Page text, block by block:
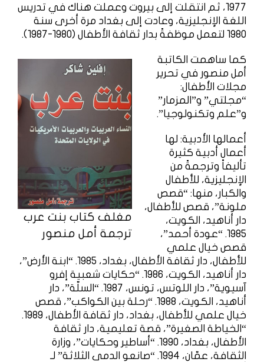
1977، ثم انتقلت إلى بيروت وعملت هناك في تدريس
اللغة الإنجليزية، وعادت إلى بغداد مرة أخرى سنة
1980 لتعمل موظفةً بدار ثقافة الأطفال (1980-1987).
مغلف كتاب بنت عرب
ترجمة أمل منصور
كما ساهمت الكاتبة
أمل منصور في تحرير
مجلات الأطفال:
“مجلتي” و”المزمار”
و”علم وتكنولوجيا”.
أعمالها الأدبية: لها
أعمال أدبية كثيرة
تأليفاً وترجمةً من
الإنجليزية، للأطفال
والكبار، منها: “قصص
ملونة”، قصص للأطفال،
دار أناهيد، الكويت،
1985. “عودة أحمد”،
قصص خيال علمي
للأطفال، دار ثقافة الأطفال، بغداد، 1985. “ابنة الأرض”،
دار أناهيد، الكويت، 1986. “حكايات شعبية إفرو
آسيوية”، دار اللوتس، تونس، 1987. “السلّة”، دار
أناهيد، الكويت، 1988. “رحلة بين الكواكب”، قصص
خيال علمي للأطفال، بغداد، دار ثقافة الأطفال، 1989.
“الخياطة الصغيرة”، قصة تعليمية، دار ثقافة
الأطفال، بغداد، 1990. “أساطير وحكايات”، وزارة
الثقافة، عمّان، 1994. “صانعو الدمى الثلاثة” لـ